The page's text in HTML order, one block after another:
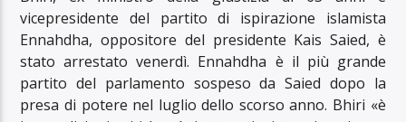
vicepresidente del partito di ispirazione islamista
Ennahdha, oppositore del presidente Kais Saied, è
stato arrestato venerdì. Ennahdha è il più grande
partito del parlamento sospeso da Saied dopo la
presa di potere nel luglio dello scorso anno. Bhiri «è